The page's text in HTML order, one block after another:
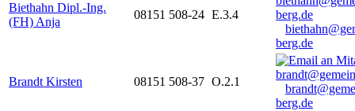
Biethahn Dipl.-Ing.
(FH) Anja
08151 508-24 E.3.4
berg.de
Brandt Kirsten 08151 508-37 O.2.1
berg.de